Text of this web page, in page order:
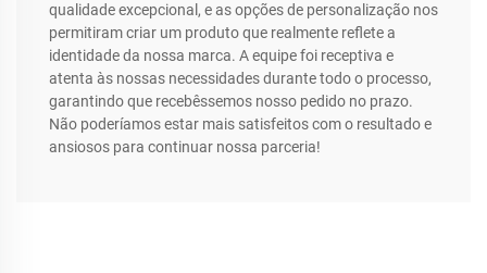
qualidade excepcional, e as opções de personalização nos
permitiram criar um produto que realmente reflete a
identidade da nossa marca. A equipe foi receptiva e
atenta às nossas necessidades durante todo o processo,
garantindo que recebêssemos nosso pedido no prazo.
Não poderíamos estar mais satisfeitos com o resultado e
ansiosos para continuar nossa parceria!